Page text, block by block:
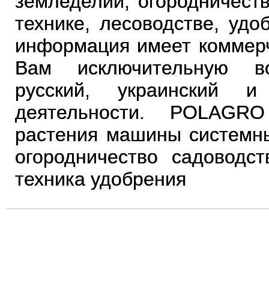
технике, лесоводстве,
информация имеет
Вам исключительную
русский,
деятельности.
растения машины
огородничество
техника удобрения